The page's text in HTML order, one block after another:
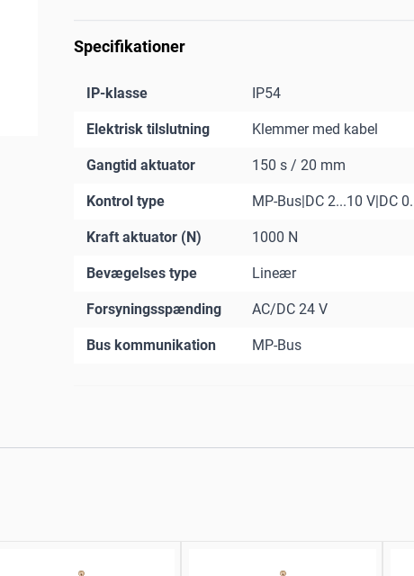
Specifikationer
IP-klasse IP54
Elektrisk tilslutning Klemmer med kabel
Gangtid aktuator 150 s / 20 mm
Kontrol type MP-Bus|DC 2...10 V|DC
Kraft aktuator (N) 1000 N
Bevægelses type Lineær
Forsyningsspænding AC/DC 24 V
Bus kommunikation MP-Bus